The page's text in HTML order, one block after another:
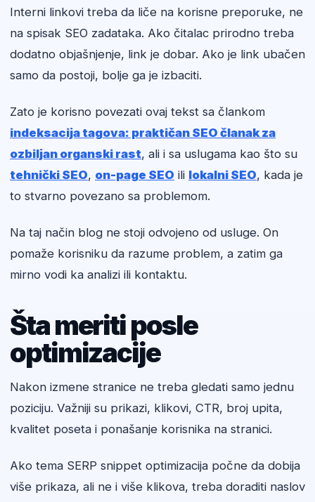
Interni linkovi treba da liče na korisne preporuke, ne
na spisak SEO zadataka. Ako čitalac prirodno treba
dodatno objašnjenje, link je dobar. Ako je link ubačen
samo da postoji, bolje ga je izbaciti.
Zato je korisno povezati ovaj tekst sa člankom
indeksacija tagova: praktičan SEO članak za
ozbiljan organski rast, ali i sa uslugama kao što su
tehnički SEO, on-page SEO ili lokalni SEO, kada je
to stvarno povezano sa problemom.
Na taj način blog ne stoji odvojeno od usluge. On
pomaže korisniku da razume problem, a zatim ga
mirno vodi ka analizi ili kontaktu.
Šta meriti posle
optimizacije
Nakon izmene stranice ne treba gledati samo jednu
poziciju. Važniji su prikazi, klikovi, CTR, broj upita,
kvalitet poseta i ponašanje korisnika na stranici.
Ako tema SERP snippet optimizacija počne da dobija
više prikaza, ali ne i više klikova, treba doraditi naslov